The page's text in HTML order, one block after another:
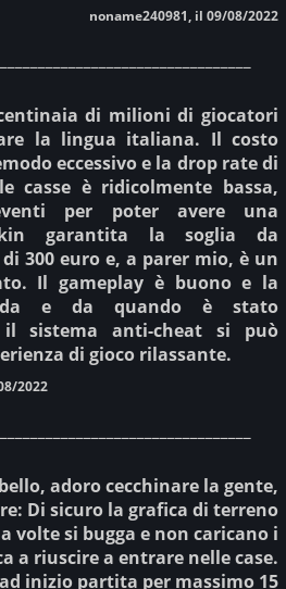
noname240981, il 09/08/2022
di milioni di giocatori
la lingua italiana. Il costo
eccessivo e la drop rate di
casse è ridicolmente bassa,
per poter avere una
garantita la soglia da
300 euro e, a parer mio, è un
Il gameplay è buono e la
e da quando è stato
il sistema anti-cheat si può
di gioco rilassante.
2022
adoro cecchinare la gente,
Di sicuro la grafica di terreno
volte si bugga e non caricano i
a riuscire a entrare nelle case.
inizio partita per massimo 15